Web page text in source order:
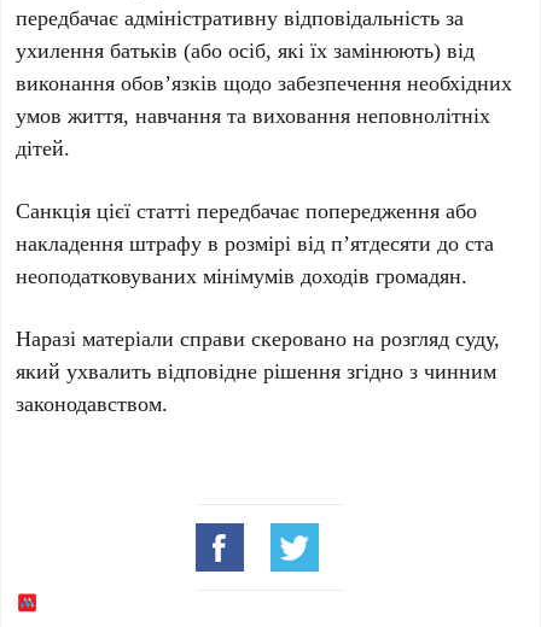
передбачає адміністративну відповідальність за
ухилення батьків (або осіб, які їх замінюють) від
виконання обов’язків щодо забезпечення необхідних
умов життя, навчання та виховання неповнолітніх
дітей.
Санкція цієї статті передбачає попередження або
накладення штрафу в розмірі відп’ятдесяти доста
неоподатковуваних мінімумів доходів громадян.
Наразі матеріали справи скеровано на розгляд суду,
який ухвалить відповідне рішення згідно з чинним
законодавством.